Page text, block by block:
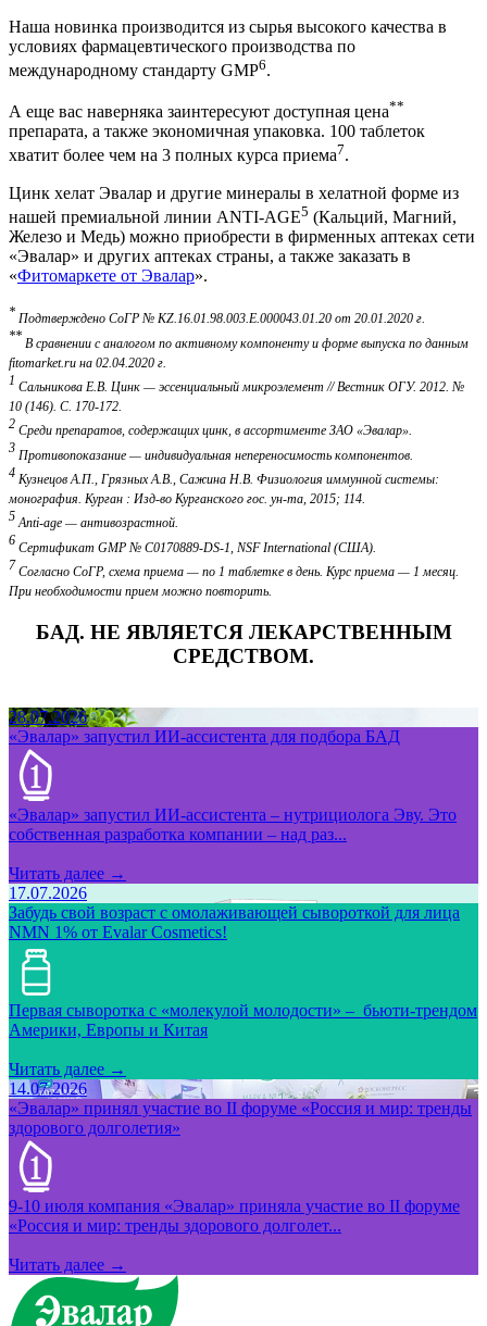
Наша новинка производится из сырья высокого качества в
условиях фармацевтического производства по
международному стандарту GMP6.
А еще вас наверняка заинтересуют доступная цена**
препарата, а также экономичная упаковка. 100 таблеток
хватит более чем на 3 полных курса приема7.
Цинк хелат Эвалар и другие минералы в хелатной форме из
нашей премиальной линии ANTI-AGE5 (Кальций, Магний,
Железо и Медь) можно приобрести в фирменных аптеках сети
«Эвалар» и других аптеках страны, а также заказать в
«Фитомаркете от Эвалар».
* Подтверждено СоГР № KZ.16.01.98.003.Е.000043.01.20 от 20.01.2020 г.
** В сравнении с аналогом по активному компоненту и форме выпуска по данным
fitomarket.ru на 02.04.2020 г.
1 Сальникова Е.В. Цинк — эссенциальный микроэлемент // Вестник ОГУ. 2012. №
10 (146). С. 170-172.
2 Среди препаратов, содержащих цинк, в ассортименте ЗАО «Эвалар».
3 Противопоказание — индивидуальная непереносимость компонентов.
4 Кузнецов А.П., Грязных А.В., Сажина Н.В. Физиология иммунной системы:
монография. Курган : Изд-во Курганского гос. ун-та, 2015; 114.
5Anti-age — антивозрастной.
6 Сертификат GMP № С0170889-DS-1, NSF International (США).
7 Согласно СоГР, схема приема — по 1 таблетке в день. Курс приема — 1 месяц.
При необходимости прием можно повторить.
БАД. НЕ ЯВЛЯЕТСЯ ЛЕКАРСТВЕННЫМ
СРЕДСТВОМ.
28.07.2026
«Эвалар» запустил ИИ-ассистента для подбора БАД
«Эвалар» запустил ИИ-ассистента – нутрициолога Эву. Это
собственная разработка компании – над раз...
Читать далее →
17.07.2026
Забудь свой возраст с омолаживающей сывороткой для лица
NMN 1% от Evalar Cosmetics!
Первая сыворотка с «молекулой молодости» – бьюти-трендом
Америки, Европы и Китая
Читать далее →
14.07.2026
«Эвалар» принял участие во II форуме «Россия и мир: тренды
здорового долголетия»
9-10 июля компания «Эвалар» приняла участие во II форуме
«Россия и мир: тренды здорового долголет...
Читать далее →